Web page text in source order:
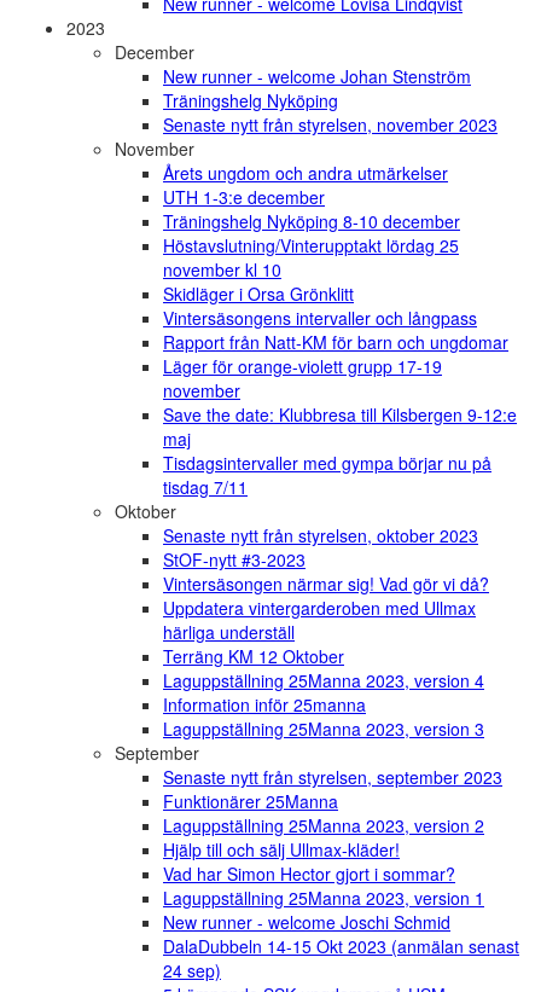
2023
December
New runner - welcome Johan Stenström
Träningshelg Nyköping
Senaste nytt från styrelsen, november 2023
November
Årets ungdom och andra utmärkelser
UTH 1-3:e december
Träningshelg Nyköping 8-10 december
Höstavslutning/Vinterupptakt lördag 25
november kl 10
Skidläger i Orsa Grönklitt
Vintersäsongens intervaller och långpass
Rapport från Natt-KM för barn och ungdomar
Läger för orange-violett grupp 17-19
november
Save the date: Klubbresa till Kilsbergen 9-12:e
maj
Tisdagsintervaller med gympa börjar nu på
tisdag 7/11
Oktober
Senaste nytt från styrelsen, oktober 2023
StOF-nytt #3-2023
Vintersäsongen närmar sig! Vad gör vi då?
Uppdatera vintergarderoben med Ullmax
härliga underställ
Terräng KM 12 Oktober
Laguppställning 25Manna 2023, version 4
Information inför 25manna
Laguppställning 25Manna 2023, version 3
September
Senaste nytt från styrelsen, september 2023
Funktionärer 25Manna
Laguppställning 25Manna 2023, version 2
Hjälp till och sälj Ullmax-kläder!
Vad har Simon Hector gjort i sommar?
Laguppställning 25Manna 2023, version 1
New runner - welcome Joschi Schmid
DalaDubbeln 14-15 Okt 2023 (anmälan senast
24 sep)